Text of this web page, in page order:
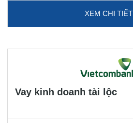
XEM CHI TIẾT
Vay kinh doanh tài lộc